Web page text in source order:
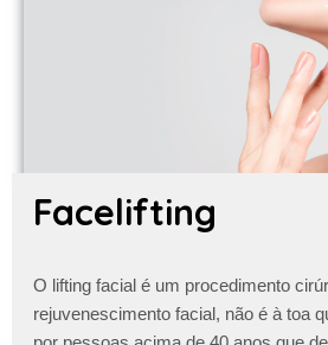
Facelifting
O lifting facial é um procedimento
rejuvenescimento facial, não é à toa